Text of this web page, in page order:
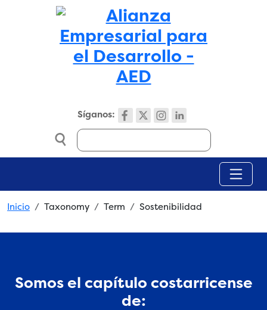
Skip to main content
Síganos:
Search
Breadcrumb
Inicio Taxonomy Term Sostenibilidad
Somos el capítulo costarricense
de: